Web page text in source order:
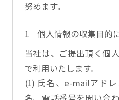
努めます。
1 個人情報の収集目的
当社は、ご提出頂く個
で利用いたします。
(1) 氏名、e-mailアド